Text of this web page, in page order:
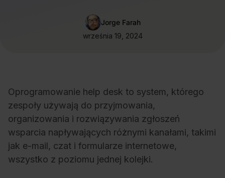
Jorge Farah
września 19, 2024
Oprogramowanie help desk to system, którego
zespoły używają do przyjmowania,
organizowania i rozwiązywania zgłoszeń
wsparcia napływających różnymi kanałami, takimi
jak e-mail, czat i formularze internetowe,
wszystko z poziomu jednej kolejki.